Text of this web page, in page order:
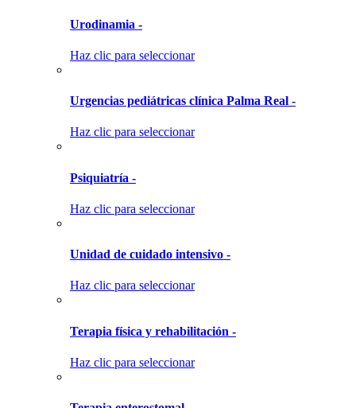
Urodinamia -
Haz clic para seleccionar
Urgencias pediátricas clínica Palma Real -
Haz clic para seleccionar
Psiquiatría -
Haz clic para seleccionar
Unidad de cuidado intensivo -
Haz clic para seleccionar
Terapia física y rehabilitación -
Haz clic para seleccionar